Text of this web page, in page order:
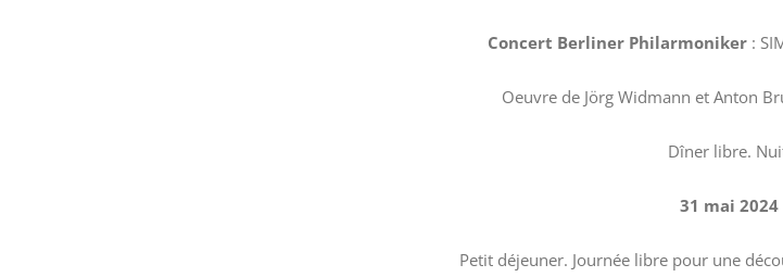
Concert Berliner Philarmoniker:
Oeuvre de Jörg Widmann et Anton
Dîner libre.
31 mai 2024
Petit déjeuner. Journée libre pour une